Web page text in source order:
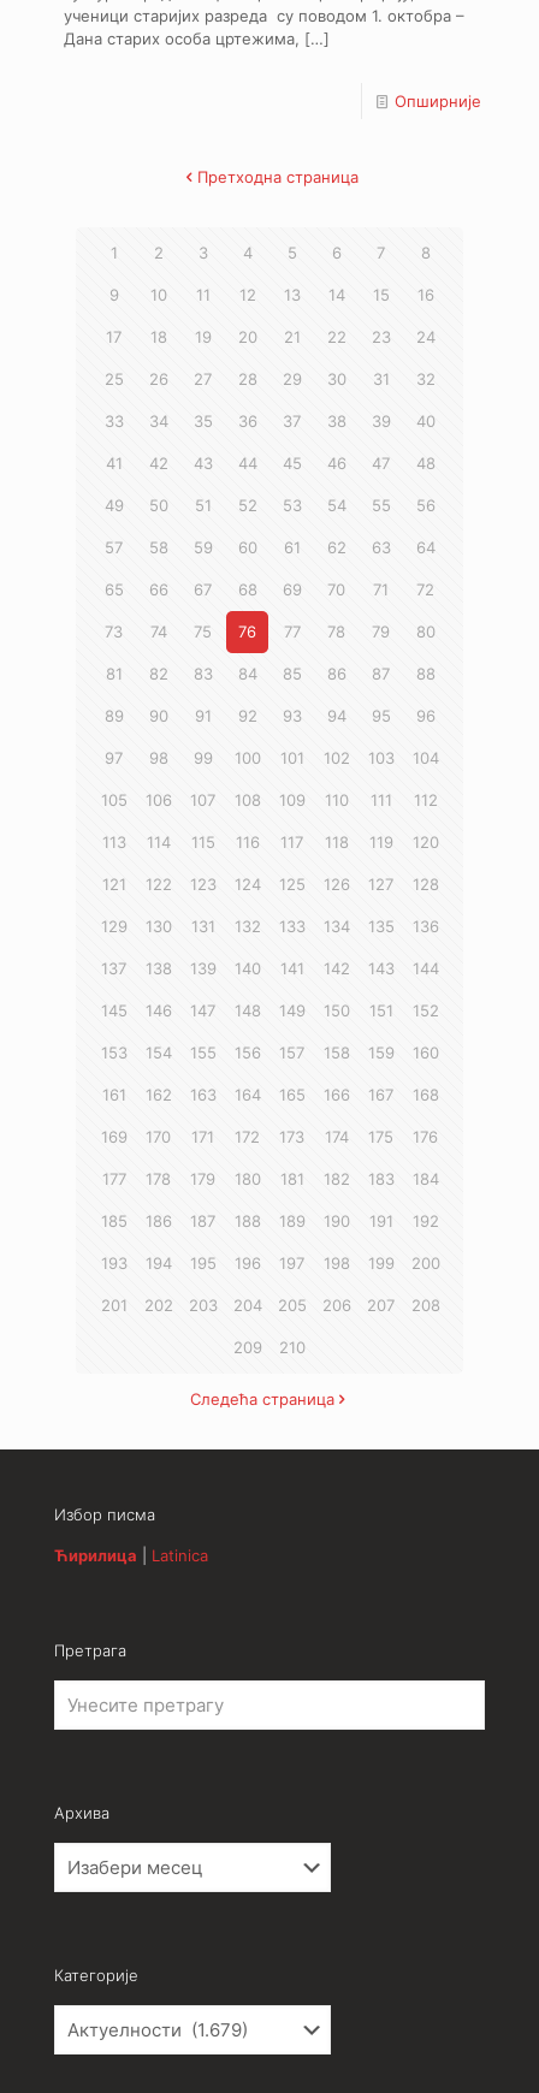
ученици старијих разреда су поводом 1. октобра –
Дана старих особа цртежима, […]
Опширније
Претходна страница
1 2 3 4 5 6 7 8
9 10 11 12 13 14 15 16
17 18 19 20 21 22 23 24
25 26 27 28 29 30 31 32
33 34 35 36 37 38 39 40
41 42 43 44 45 46 47 48
49 50 51 52 53 54 55 56
57 58 59 60 61 62 63 64
65 66 67 68 69 70 71 72
73 74 75 76 77 78 79 80
81 82 83 84 85 86 87 88
89 90 91 92 93 94 95 96
97 98 99 100 101 102 103 104
105 106 107 108 109 110 111 112
113 114 115 116 117 118 119 120
121 122 123 124 125 126 127 128
129 130 131 132 133 134 135 136
137 138 139 140 141 142 143 144
145 146 147 148 149 150 151 152
153 154 155 156 157 158 159 160
161 162 163 164 165 166 167 168
169 170 171 172 173 174 175 176
177 178 179 180 181 182 183 184
185 186 187 188 189 190 191 192
193 194 195 196 197 198 199 200
201 202 203 204 205 206 207 208
209 210
Следећа страница
Избор писма
Ћирилица Latinica
Претрага
Архива
Категорије